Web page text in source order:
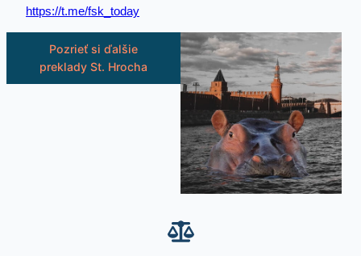
https://t.me/fsk_today
Pozrieť si ďalšie
preklady St. Hrocha